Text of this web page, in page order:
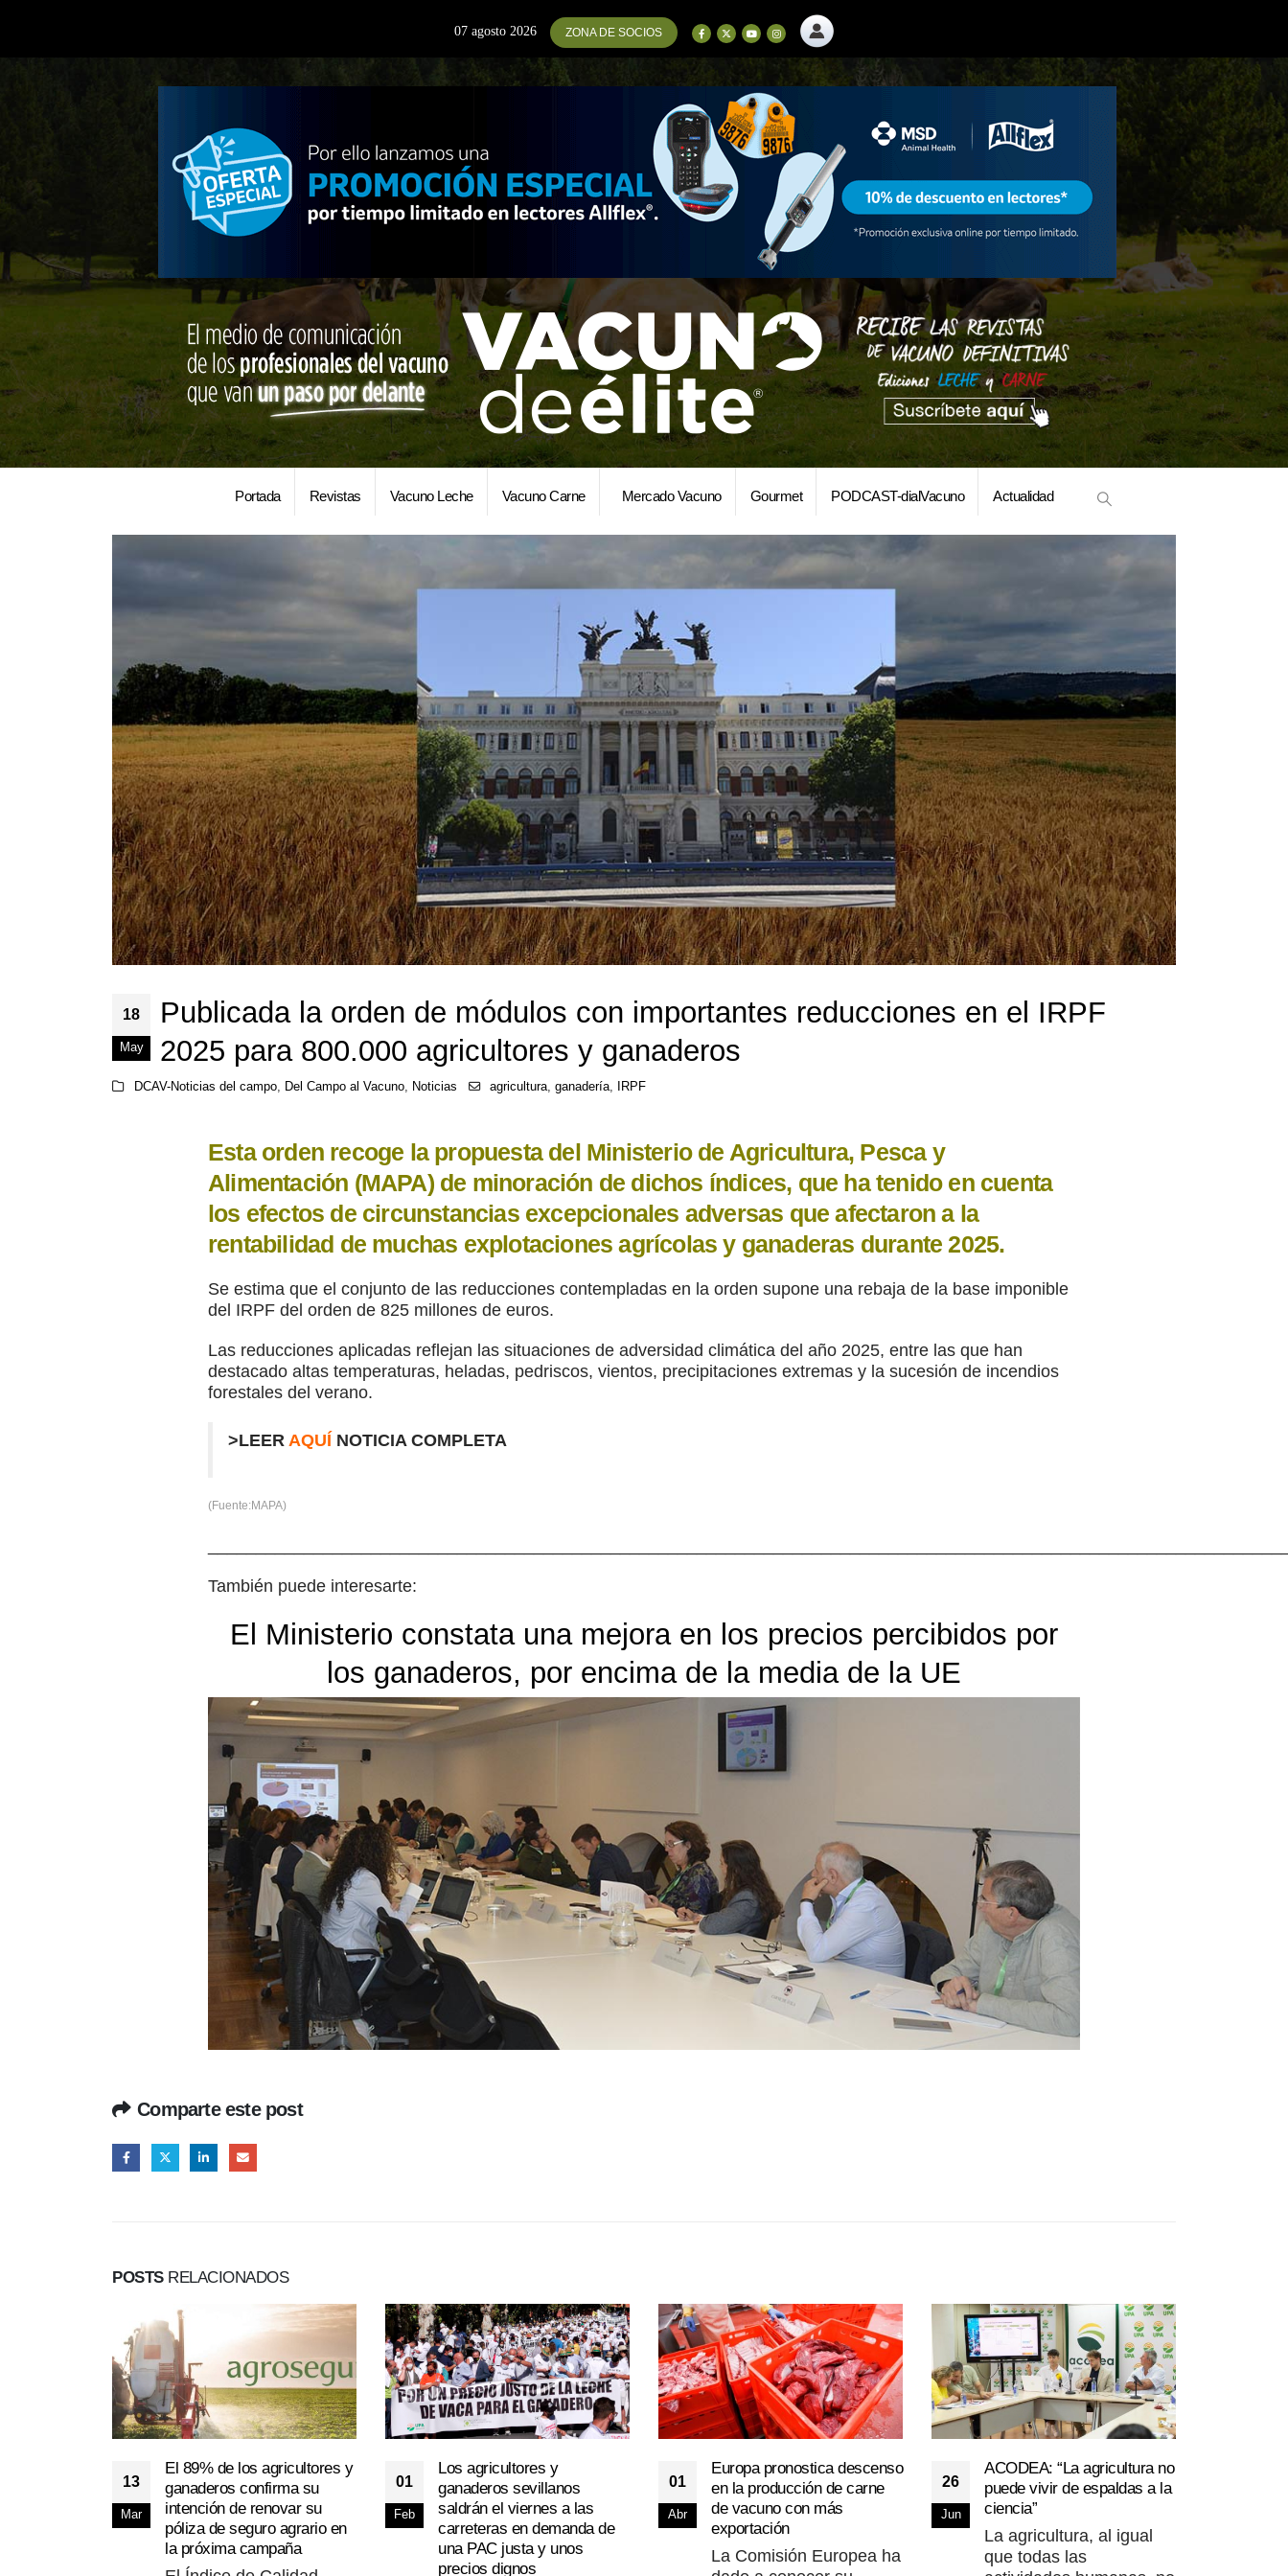
07 agosto 2026 ZONA DE SOCIOS
Portada Revistas Vacuno Leche Vacuno Carne Mercado Vacuno Gourmet PODCAST-dialVacuno Actualidad
18
May
Publicada la orden de módulos con importantes reducciones en el IRPF
2025 para 800.000 agricultores y ganaderos
DCAV-Noticias del campo, Del Campo al Vacuno, Noticias agricultura,ganadería, IRPF
Esta orden recoge la propuesta del Ministerio de Agricultura, Pesca y
Alimentación (MAPA) de minoración de dichos índices, que ha tenido en cuenta
los efectos de circunstancias excepcionales adversas que afectaron a la
rentabilidad de muchas explotaciones agrícolas y ganaderas durante 2025.
Se estima que el conjunto de las reducciones contempladas en la orden supone una rebaja de la base imponible
del IRPF del orden de 825 millones de euros.
Las reducciones aplicadas reflejan las situaciones de adversidad climática del año 2025, entre las que han
destacado altas temperaturas, heladas, pedriscos, vientos, precipitaciones extremas y la sucesión de incendios
forestales del verano.
>LEER AQUÍ NOTICIA COMPLETA
(Fuente:MAPA)
También puede interesarte:
El Ministerio constata una mejora en los precios percibidos por
los ganaderos, por encima de la media de la UE
Comparte este post
POSTSRELACIONADOS
13
Mar
El 89% de los agricultores y
ganaderos confirma su
intención de renovar su
póliza de seguro agrario en
la próxima campaña
01
Feb
Los agricultores y
ganaderos sevillanos
saldrán el viernes a las
carreteras en demanda de
una PAC justa y unos
precios dignos
01
Abr
Europa pronostica descenso
en la producción de carne
de vacuno con más
exportación
La Comisión Europea ha
26
Jun
ACODEA: “La agricultura no
puede vivir de espaldas a la
ciencia”
La agricultura, al igual
que todas las